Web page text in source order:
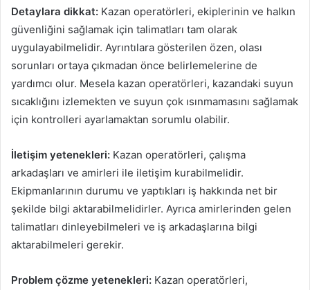
Detaylara dikkat: Kazan operatörleri, ekiplerinin ve halkın
güvenliğini sağlamak için talimatları tam olarak
uygulayabilmelidir. Ayrıntılara gösterilen özen, olası
sorunları ortaya çıkmadan önce belirlemelerine de
yardımcı olur. Mesela kazan operatörleri, kazandaki suyun
sıcaklığını izlemekten ve suyun çok ısınmamasını sağlamak
için kontrolleri ayarlamaktan sorumlu olabilir.
İletişim yetenekleri: Kazan operatörleri, çalışma
arkadaşları ve amirleri ile iletişim kurabilmelidir.
Ekipmanlarının durumu ve yaptıkları iş hakkında net bir
şekilde bilgi aktarabilmelidirler. Ayrıca amirlerinden gelen
talimatları dinleyebilmeleri ve iş arkadaşlarına bilgi
aktarabilmeleri gerekir.
Problem çözme yetenekleri: Kazan operatörleri,